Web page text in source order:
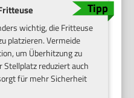
wichtig, die Fritteuse
platzieren. Vermeide
um Überhitzung zu
reduziert auch
für mehr Sicherheit